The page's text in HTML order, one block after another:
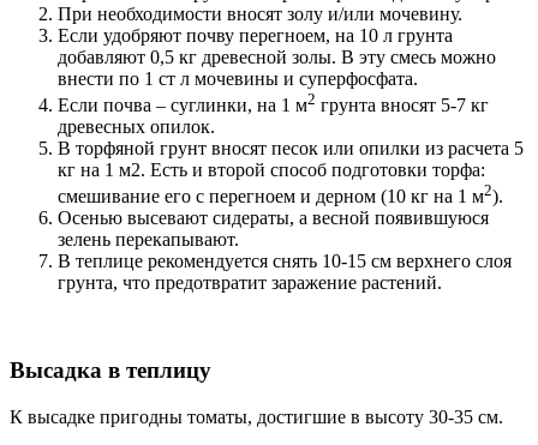
При необходимости вносят золу и/или мочевину.
Если удобряют почву перегноем, на 10 л грунта
добавляют 0,5 кг древесной золы. В эту смесь можно
внести по 1 ст л мочевины и суперфосфата.
Если почва – суглинки, на 1 м2 грунта вносят 5-7 кг
древесных опилок.
В торфяной грунт вносят песок или опилки из расчета 5
кг на 1 м2. Есть и второй способ подготовки торфа:
смешивание его с перегноем и дерном (10 кг на 1 м2).
Осенью высевают сидераты, а весной появившуюся
зелень перекапывают.
В теплице рекомендуется снять 10-15 см верхнего слоя
грунта, что предотвратит заражение растений.
Высадка в теплицу
К высадке пригодны томаты, достигшие в высоту 30-35 см.